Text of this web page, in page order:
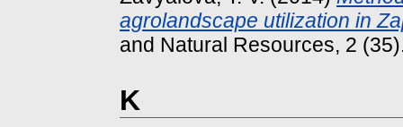
agrolandscape utilization in
and Natural Resources, 2
K